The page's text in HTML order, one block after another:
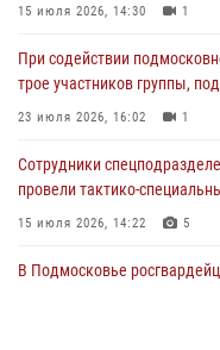
«семейным подрядом» в
03 августа 2026, 15:08
15 июля 2026, 14:30 1
При содействии
трое участников группы,
23 июля 2026, 16:02 1
Сотрудники
провели тактико-
15 июля 2026, 14:22 5
В Подмосковье